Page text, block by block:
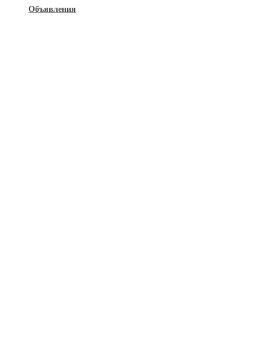
Объявления